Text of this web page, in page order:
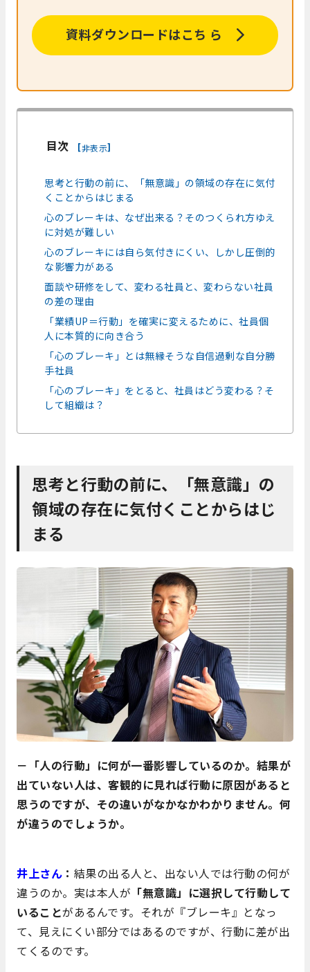
資料ダウンロードはこち ら
目次 [非表示]
思考と行動の前に、「無意識」の領域の存在に気付
くことからはじまる
心のブレーキは、なぜ出来る？そのつくられ方ゆえ
に対処が難しい
心のブレーキには自ら気付きにくい、しかし圧倒的
な影響力がある
面談や研修をして、変わる社員と、変わらない社員
の差の理由
「業績UP＝行動」を確実に変えるために、社員個
人に本質的に向き合う
「心のブレーキ」とは無縁そうな自信過剰な自分勝
手社員
「心のブレーキ」をとると、社員はどう変わる？そ
して組織は？
思考と行動の前に、「無意識」の
領域の存在に気付くことからはじ
まる
－「人の行動」に何が一番影響しているのか。結果が
出ていない人は、客観的に見れば行動に原因があると
思うのですが、その違いがなかなかわかりません。何
が違うのでしょうか。
井上さん ： 結果の出る人と、出ない人では行動の何が
違うのか。実は本人が 「無意識」に選択して行動して
いることがあるんです。それが『ブレーキ』となっ
て、見えにくい部分ではあるのですが、行動に差が出
てくるのです。